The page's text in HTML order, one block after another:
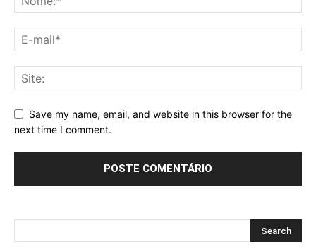
Save my name, email, and website in this browser for the
next time I comment.